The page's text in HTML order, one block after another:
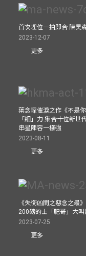
首次埋位一拍即合 陳昊
2023-12-07
更多
葉念琛催淚之作《不是
「細」力 集合十位新
串星陣容一樣強
2023-08-11
更多
《失衡凶間之惡念之最
200磅的士「肥哥」大叫
2023-07-25
更多